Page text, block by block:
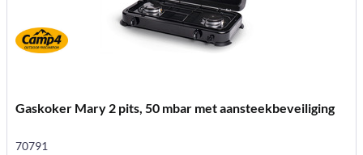
Gaskoker Mary 2 pits, 50 mbar met aansteekbeveiliging
70791